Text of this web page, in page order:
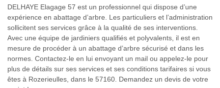
DELHAYE Elagage 57 est un professionnel qui dispose d’une
expérience en abattage d’arbre. Les particuliers et l’administration
sollicitent ses services grâce à la qualité de ses interventions.
Avec une équipe de jardiniers qualifiés et polyvalents, il est en
mesure de procéder à un abattage d’arbre sécurisé et dans les
normes. Contactez-le en lui envoyant un mail ou appelez-le pour
plus de détails sur ses services et ses conditions tarifaires si vous
êtes à Rozerieulles, dans le 57160. Demandez un devis de votre